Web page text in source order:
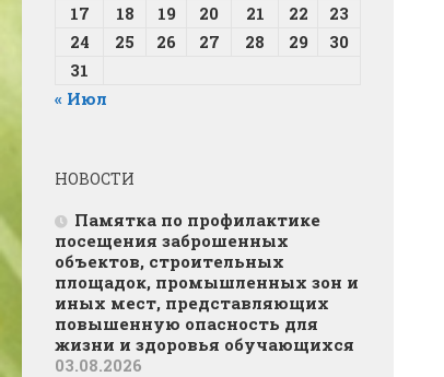
17
18 19 20 21 22
23
24
25 26 27 28 29
30
31
« Июл
НОВОСТИ
Памятка по профилактике
посещения заброшенных
объектов, строительных
площадок, промышленных зон и
иных мест, представляющих
повышенную опасность для
жизни и здоровья обучающихся
03.08.2026